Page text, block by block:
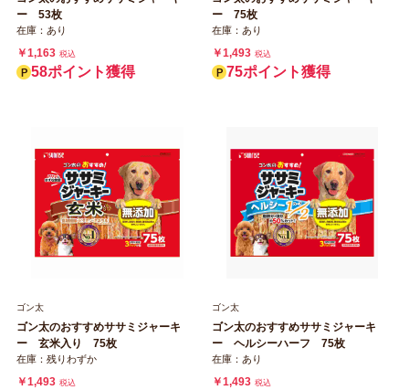
ー 53枚
在庫：あり
￥1,163 税込
58ポイント獲得
ー 75枚
在庫：あり
￥1,493 税込
75ポイント獲得
ゴン太
ゴン太のおすすめササミジャーキ
ー 玄米入り 75枚
在庫：残りわずか
￥1,493 税込
ゴン太
ゴン太のおすすめササミジャーキ
ー ヘルシーハーフ 75枚
在庫：あり
￥1,493 税込